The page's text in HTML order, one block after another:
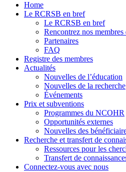
Home
Le RCRSB en bref
Le RCRSB en bref
Rencontrez nos
Partenaires
FAQ
Registre des membres
Actualités
Nouvelles de l’éducation
Nouvelles de la recherche
Événements
Prix et subventions
Programmes du NCOHR
Opportunités externes
Nouvelles des
Recherche et transfert de
Ressources pour les
Transfert de
Connectez-vous avec nous